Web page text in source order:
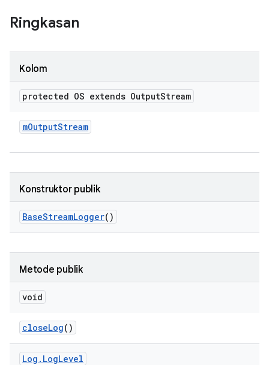
Ringkasan
Kolom
protected OS extends OutputStream
mOutputStream
Konstruktor publik
BaseStreamLogger()
Metode publik
void
closeLog()
Log . LogLevel